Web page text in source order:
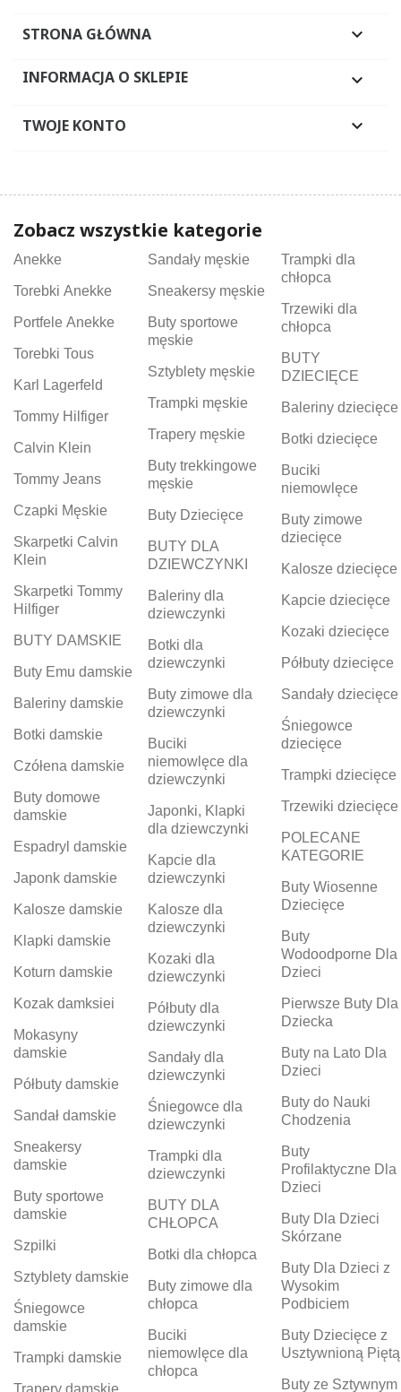
STRONA GŁÓWNA 
INFORMACJA O SKLEPIE 
TWOJE KONTO 
Zobacz wszystkie kategorie
Anekke
Torebki Anekke
Portfele Anekke
Torebki Tous
Karl Lagerfeld
Tommy Hilfiger
Calvin Klein
Tommy Jeans
Czapki Męskie
Skarpetki Calvin
Klein
Skarpetki Tommy
Hilfiger
BUTY DAMSKIE
Buty Emu damskie
Baleriny damskie
Botki damskie
Czółena damskie
Buty domowe
damskie
Espadryl damskie
Japonk damskie
Kalosze damskie
Klapki damskie
Koturn damskie
Kozak damksiei
Mokasyny
damskie
Półbuty damskie
Sandał damskie
Sneakersy
damskie
Buty sportowe
damskie
Szpilki
Sztyblety damskie
Śniegowce
damskie
Trampki damskie
Trapery damskie
Sandały męskie
Sneakersy męskie
Buty sportowe
męskie
Sztyblety męskie
Trampki męskie
Trapery męskie
Buty trekkingowe
męskie
Buty Dziecięce
BUTY DLA
DZIEWCZYNKI
Baleriny dla
dziewczynki
Botki dla
dziewczynki
Buty zimowe dla
dziewczynki
Buciki
niemowlęce dla
dziewczynki
Japonki, Klapki
dla dziewczynki
Kapcie dla
dziewczynki
Kalosze dla
dziewczynki
Kozaki dla
dziewczynki
Półbuty dla
dziewczynki
Sandały dla
dziewczynki
Śniegowce dla
dziewczynki
Trampki dla
dziewczynki
BUTY DLA
CHŁOPCA
Botki dla chłopca
Buty zimowe dla
chłopca
Buciki
niemowlęce dla
chłopca
Trampki dla
chłopca
Trzewiki dla
chłopca
BUTY
DZIECIĘCE
Baleriny dziecięce
Botki dziecięce
Buciki
niemowlęce
Buty zimowe
dziecięce
Kalosze dziecięce
Kapcie dziecięce
Kozaki dziecięce
Półbuty dziecięce
Sandały dziecięce
Śniegowce
dziecięce
Trampki dziecięce
Trzewiki dziecięce
POLECANE
KATEGORIE
Buty Wiosenne
Dziecięce
Buty
Wodoodporne Dla
Dzieci
Pierwsze Buty Dla
Dziecka
Buty na Lato Dla
Dzieci
Buty do Nauki
Chodzenia
Buty
Profilaktyczne Dla
Dzieci
Buty Dla Dzieci
Skórzane
Buty Dla Dzieci z
Wysokim
Podbiciem
Buty Dziecięce z
Usztywnioną Piętą
Buty ze Sztywnym